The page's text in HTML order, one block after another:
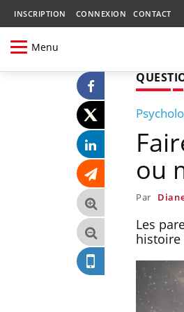
INSCRIPTION CONNEXION CONTACT
Menu
ou
Par
Les
histoire